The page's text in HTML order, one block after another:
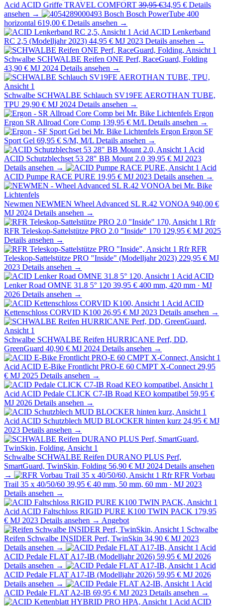
Acid ACID Griffe TRAVEL COMFORT 39,95 €34,95 € Details
ansehen →
Bosch Bosch PowerTube 400
horizontal 619,00 € Details ansehen →
Acid ACID Lenkerband
RC 2,5 (Modelljahr 2023) 44,95 € MJ 2023 Details ansehen →
Schwalbe SCHWALBE Reifen ONE Perf, RaceGuard, Folding
43,90 € MJ 2024 Details ansehen →
Schwalbe SCHWALBE Schlauch SV19FE AEROTHAN TUBE,
TPU 29,90 € MJ 2024 Details ansehen →
Ergon
Ergon SR Allroad Core Comp 139,95 € M/L Details ansehen →
Ergon Ergon SF
Sport Gel 69,95 € S/M, M/L Details ansehen →
Acid
ACID Schutzblechset 53 28" BB Mount 2.0 39,95 € MJ 2023
Details ansehen →
Acid
ACID Pumpe RACE PURE 19,95 € MJ 2023 Details ansehen →
Newmen NEWMEN Wheel Advanced SL R.42 VONOA 940,00 €
MJ 2024 Details ansehen →
Rfr
RFR Teleskop-Sattelstütze PRO 2.0 "Inside" 170 129,95 € MJ 2025
Details ansehen →
Rfr RFR
Teleskop-Sattelstütze PRO "Inside" (Modelljahr 2023) 229,95 € MJ
2023 Details ansehen →
Acid ACID
Lenker Road OMNE 31.8 5° 120 39,95 € 400 mm, 420 mm · MJ
2026 Details ansehen →
Acid ACID
Kettenschloss CORVID K100 26,95 € MJ 2023 Details ansehen →
Schwalbe SCHWALBE Reifen HURRICANE Perf, DD,
GreenGuard 40,90 € MJ 2024 Details ansehen →
Acid ACID E-Bike Frontlicht PRO-E 60 CMPT X-Connect 29,95
€ MJ 2025 Details ansehen →
Acid ACID Pedale CLICK C7-IB Road KEO kompatibel 59,95 €
MJ 2026 Details ansehen →
Acid ACID Schutzblech MUD BLOCKER hinten kurz 24,95 € MJ
2023 Details ansehen →
Schwalbe SCHWALBE Reifen DURANO PLUS Perf,
SmartGuard, TwinSkin, Folding 56,90 € MJ 2024 Details ansehen
→
Rfr RFR Vorbau
Trail 35 x 40/50/60 39,95 € 40 mm, 50 mm, 60 mm · MJ 2023
Details ansehen →
Acid ACID Faltschloss RIGID PURE K100 TWIN PACK 179,95
€ MJ 2023 Details ansehen → Angebot
Schwalbe
Reifen Schwalbe INSIDER Perf, TwinSkin 34,90 € MJ 2023
Details ansehen →
Acid
ACID Pedale FLAT A17-IB (Modelljahr 2026) 59,95 € MJ 2026
Details ansehen →
Acid
ACID Pedale FLAT A17-IB (Modelljahr 2026) 59,95 € MJ 2026
Details ansehen →
Acid
ACID Pedale FLAT A2-IB 69,95 € MJ 2023 Details ansehen →
Acid ACID